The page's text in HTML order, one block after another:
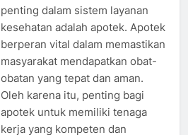
penting dalam sistem layanan
kesehatan adalah apotek. Apotek
berperan vital dalam memastikan
masyarakat mendapatkan obat-
obatan yang tepat dan aman.
Oleh karena itu, penting bagi
apotek untuk memiliki tenaga
kerja yang kompeten dan